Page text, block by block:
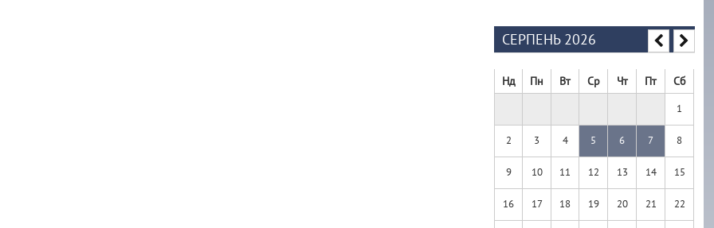
СЕРПЕНЬ 2026
Нд Пн Вт Ср Чт Пт Сб
1
2 3 4 5 6 7 8
9 10 11 12 13 14 15
16 17 18 19 20 21 22